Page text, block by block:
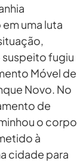
uma luta
fugiu
Móvel de
Novo. No
de
o corpo
à
cidade para